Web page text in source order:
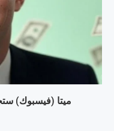
ميتا (فيسبوك)